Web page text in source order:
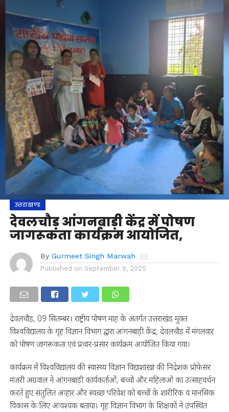
उत्तराखण्ड
देवलचौड़ आंगनबाड़ी केंद्र में पोषण
जागरूकता कार्यक्रम आयोजित,
By Gurmeet Singh Marwah
Published on September 9, 2025
देवलचौड़, 09 सितम्बर। राष्ट्रीय पोषण माह के अंतर्गत उत्तराखंड मुक्त
विश्वविद्यालय के गृह विज्ञान विभाग द्वारा आंगनबाड़ी केंद्र, देवलचौड़ में मंगलवार
को पोषण जागरूकता एवं प्रचार-प्रसार कार्यक्रम आयोजित किया गया।
कार्यक्रम में विश्वविद्यालय की स्वास्थ्य विज्ञान विद्याशाखा की निदेशक प्रोफेसर
मंजरी अग्रवाल ने आंगनबाड़ी कार्यकर्ताओं, बच्चों और महिलाओं का उत्साहवर्धन
करते हुए संतुलित आहार और स्वच्छ परिवेश को बच्चों के शारीरिक व मानसिक
विकास के लिए आवश्यक बताया। गृह विज्ञान विभाग के शिक्षकों ने उपस्थित